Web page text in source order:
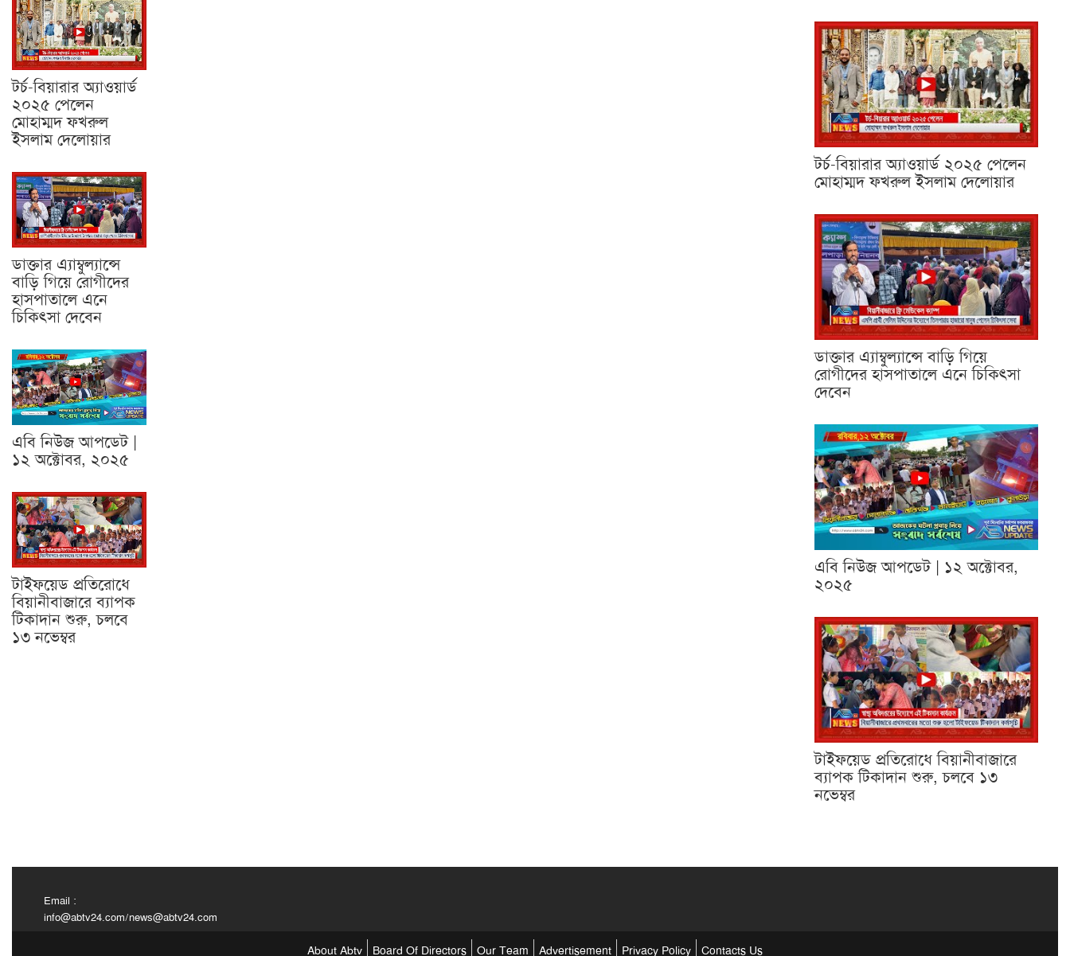
টর্চ-বিয়ারার অ্যাওয়ার্ড
২০২৫ পেলেন
মোহাম্মদ ফখরুল
ইসলাম দেলোয়ার
ডাক্তার এ্যাম্বুল্যান্সে
বাড়ি গিয়ে রোগীদের
হাসপাতালে এনে
চিকিৎসা দেবেন
এবি নিউজ আপডেট |
১২ অক্টোবর, ২০২৫
টাইফয়েড প্রতিরোধে
বিয়ানীবাজারে ব্যাপক
টিকাদান শুরু, চলবে
১৩ নভেম্বর
টর্চ-বিয়ারার অ্যাওয়ার্ড ২০২৫ পেলেন
মোহাম্মদ ফখরুল ইসলাম দেলোয়ার
ডাক্তার এ্যাম্বুল্যান্সে বাড়ি গিয়ে
রোগীদের হাসপাতালে এনে চিকিৎসা
দেবেন
এবি নিউজ আপডেট | ১২ অক্টোবর,
২০২৫
টাইফয়েড প্রতিরোধে বিয়ানীবাজারে
ব্যাপক টিকাদান শুরু, চলবে ১৩
নভেম্বর
Email :
info@abtv24.com/news@abtv24.com
About Abtv Board Of Directors Our Team Advertisement Privacy Policy Contacts Us